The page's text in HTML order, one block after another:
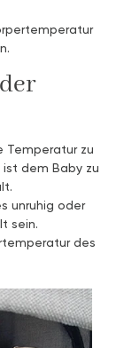
Temperatur zu
dem Baby zu
unruhig oder
sein.
des